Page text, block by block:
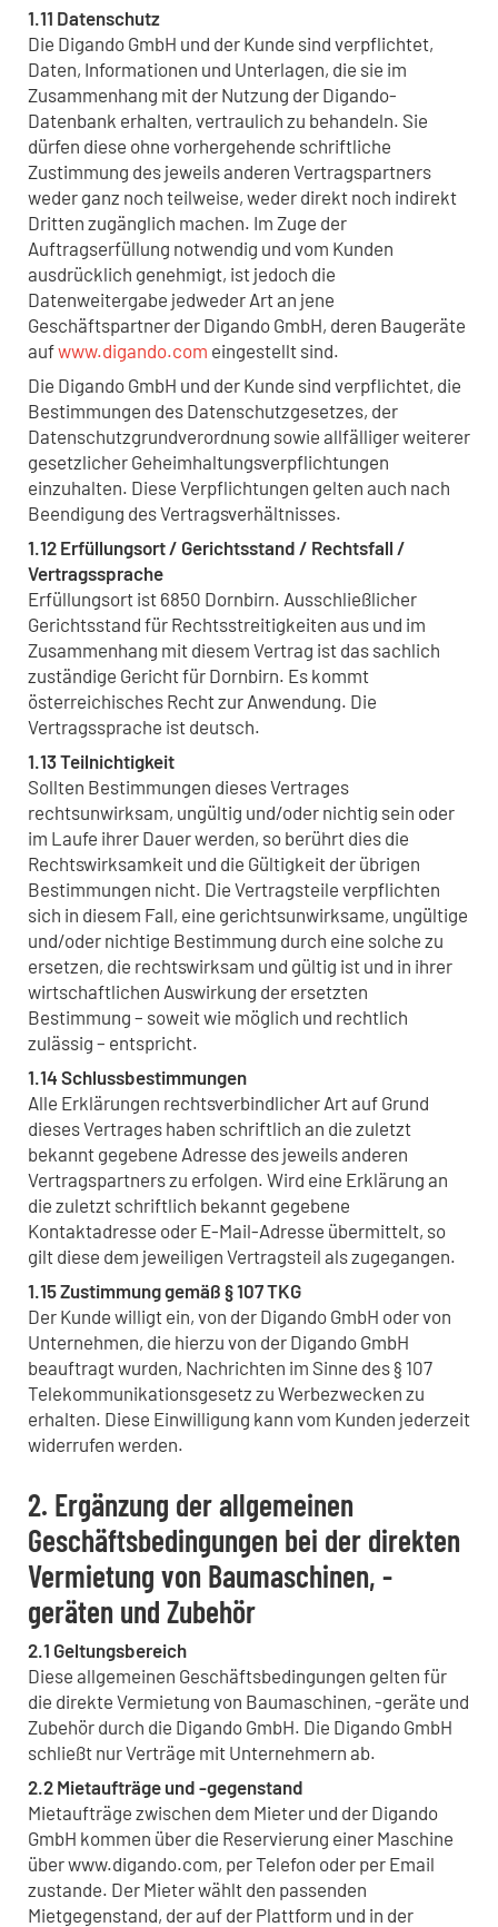
1.11 Datenschutz
Die Digando GmbH und der Kunde sind verpflichtet,
Daten, Informationen und Unterlagen, die sie im
Zusammenhang mit der Nutzung der Digando-
Datenbank erhalten, vertraulich zu behandeln. Sie
dürfen diese ohne vorhergehende schriftliche
Zustimmung des jeweils anderen Vertragspartners
weder ganz noch teilweise, weder direkt noch indirekt
Dritten zugänglich machen. Im Zuge der
Auftragserfüllung notwendig und vom Kunden
ausdrücklich genehmigt, ist jedoch die
Datenweitergabe jedweder Art an jene
Geschäftspartner der Digando GmbH, deren Baugeräte
aufwww.digando.com eingestellt sind.
Die Digando GmbH und der Kunde sind verpflichtet, die
Bestimmungen des Datenschutzgesetzes, der
Datenschutzgrundverordnung sowie allfälliger weiterer
gesetzlicher Geheimhaltungsverpflichtungen
einzuhalten. Diese Verpflichtungen gelten auch nach
Beendigung des Vertragsverhältnisses.
1.12 Erfüllungsort / Gerichtsstand / Rechtsfall /
Vertragssprache
Erfüllungsort ist 6850 Dornbirn. Ausschließlicher
Gerichtsstand für Rechtsstreitigkeiten aus und im
Zusammenhang mit diesem Vertrag ist das sachlich
zuständige Gericht für Dornbirn. Es kommt
österreichisches Recht zur Anwendung. Die
Vertragssprache ist deutsch.
1.13 Teilnichtigkeit
Sollten Bestimmungen dieses Vertrages
rechtsunwirksam, ungültig und/oder nichtig sein oder
im Laufe ihrer Dauer werden, so berührt dies die
Rechtswirksamkeit und die Gültigkeit der übrigen
Bestimmungen nicht. Die Vertragsteile verpflichten
sich in diesem Fall, eine gerichtsunwirksame, ungültige
und/oder nichtige Bestimmung durch eine solche zu
ersetzen, die rechtswirksam und gültig ist und in ihrer
wirtschaftlichen Auswirkung der ersetzten
Bestimmung – soweit wie möglich und rechtlich
zulässig – entspricht.
1.14 Schlussbestimmungen
Alle Erklärungen rechtsverbindlicher Art auf Grund
dieses Vertrages haben schriftlich an die zuletzt
bekannt gegebene Adresse des jeweils anderen
Vertragspartners zu erfolgen. Wird eine Erklärung an
die zuletzt schriftlich bekannt gegebene
Kontaktadresse oder E-Mail-Adresse übermittelt, so
gilt diese dem jeweiligen Vertragsteil als zugegangen.
1.15 Zustimmung gemäß § 107 TKG
Der Kunde willigt ein, von der Digando GmbH oder von
Unternehmen, die hierzu von der Digando GmbH
beauftragt wurden, Nachrichten im Sinne des § 107
Telekommunikationsgesetz zu Werbezwecken zu
erhalten. Diese Einwilligung kann vom Kunden jederzeit
widerrufen werden.
2. Ergänzung der allgemeinen
Geschäftsbedingungen bei der direkten
Vermietung von Baumaschinen, -
geräten und Zubehör
2.1 Geltungsbereich
Diese allgemeinen Geschäftsbedingungen gelten für
die direkte Vermietung von Baumaschinen, -geräte und
Zubehör durch die Digando GmbH. Die Digando GmbH
schließt nur Verträge mit Unternehmern ab.
2.2 Mietaufträge und -gegenstand
Mietaufträge zwischen dem Mieter und der Digando
GmbH kommen über die Reservierung einer Maschine
über www.digando.com, per Telefon oder per Email
zustande. Der Mieter wählt den passenden
Mietgegenstand, der auf der Plattform und in der